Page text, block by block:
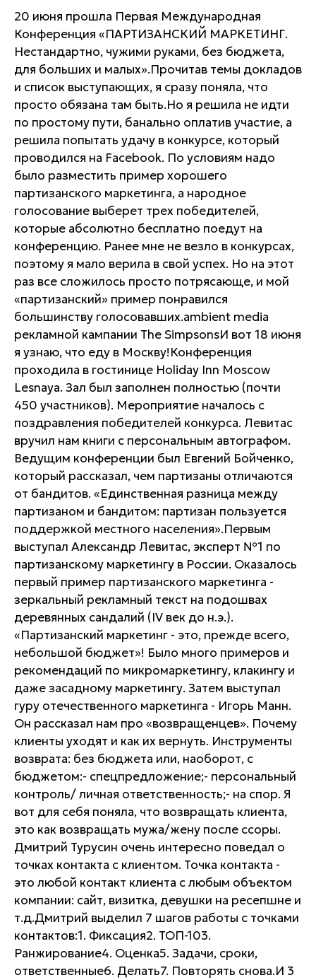
20 июня прошла Первая Международная
Конференция «ПАРТИЗАНСКИЙ МАРКЕТИНГ.
Нестандартно, чужими руками, без бюджета,
для больших и малых».Прочитав темы докладов
и список выступающих, я сразу поняла, что
просто обязана там быть.Но я решила не идти
по простому пути, банально оплатив участие, а
решила попытать удачу в конкурсе, который
проводился на Facebook. По условиям надо
было разместить пример хорошего
партизанского маркетинга, а народное
голосование выберет трех победителей,
которые абсолютно бесплатно поедут на
конференцию. Ранее мне не везло в конкурсах,
поэтому я мало верила в свой успех. Но на этот
раз все сложилось просто потрясающе, и мой
«партизанский» пример понравился
большинству голосовавших.ambient media
рекламной кампании The SimpsonsИ вот 18 июня
я узнаю, что еду в Москву!Конференция
проходила в гостинице Holiday Inn Moscow
Lesnaya. Зал был заполнен полностью (почти
450 участников). Мероприятие началось с
поздравления победителей конкурса. Левитас
вручил нам книги с персональным автографом.
Ведущим конференции был Евгений Бойченко,
который рассказал, чем партизаны отличаются
от бандитов. «Единственная разница между
партизаном и бандитом: партизан пользуется
поддержкой местного населения».Первым
выступал Александр Левитас, эксперт №1 по
партизанскому маркетингу в России. Оказалось
первый пример партизанского маркетинга -
зеркальный рекламный текст на подошвах
деревянных сандалий (IV век до н.э.).
«Партизанский маркетинг - это, прежде всего,
небольшой бюджет»! Было много примеров и
рекомендаций по микромаркетингу, клакингу и
даже засадному маркетингу. Затем выступал
гуру отечественного маркетинга - Игорь Манн.
Он рассказал нам про «возвращенцев». Почему
клиенты уходят и как их вернуть. Инструменты
возврата: без бюджета или, наоборот, с
бюджетом:- спецпредложение;- персональный
контроль/ личная ответственность;- на спор. Я
вот для себя поняла, что возвращать клиента,
это как возвращать мужа/жену после ссоры.
Дмитрий Турусин очень интересно поведал о
точках контакта с клиентом. Точка контакта -
это любой контакт клиента с любым объектом
компании: сайт, визитка, девушки на ресепшне и
т.д.Дмитрий выделил 7 шагов работы с точками
контактов:1. Фиксация2. ТОП-103.
Ранжирование4. Оценка5. Задачи, сроки,
ответственные6. Делать7. Повторять снова.И 3